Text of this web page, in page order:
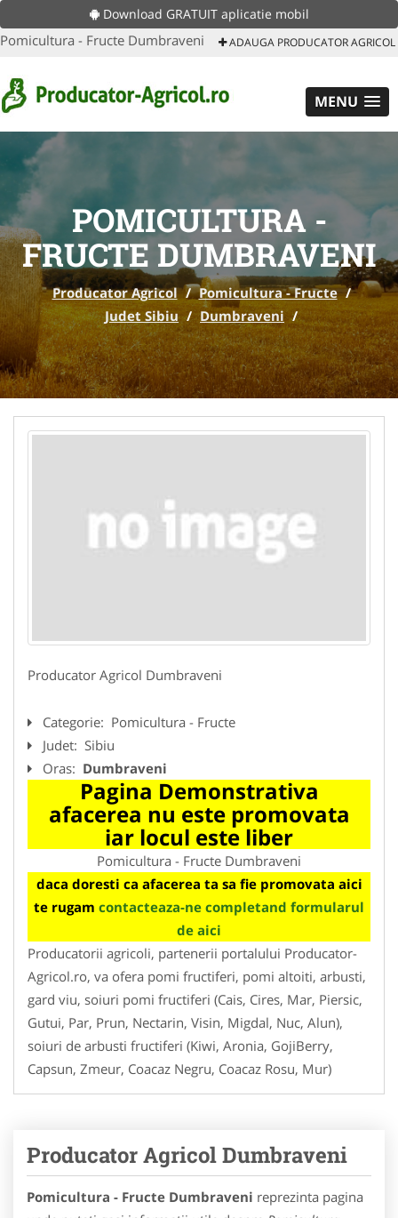
Download GRATUIT aplicatie mobil
Pomicultura - Fructe Dumbraveni ADAUGA PRODUCATOR AGRICOL
MENU
POMICULTURA -
FRUCTE DUMBRAVENI
Producator Agricol / Pomicultura - Fructe /
Judet Sibiu / Dumbraveni /
Producator Agricol Dumbraveni
Categorie: Pomicultura - Fructe
Judet: Sibiu
Oras: Dumbraveni
Pagina Demonstrativa
afacerea nu este promovata
iar locul este liber
Pomicultura - Fructe Dumbraveni
daca doresti ca afacerea ta sa fie promovata aici
te rugam contacteaza-ne completand formularul
de aici
Producatorii agricoli, partenerii portalului Producator-
Agricol.ro, va ofera pomi fructiferi, pomi altoiti, arbusti,
gard viu, soiuri pomi fructiferi (Cais, Cires, Mar, Piersic,
Gutui, Par, Prun, Nectarin, Visin, Migdal, Nuc, Alun),
soiuri de arbusti fructiferi (Kiwi, Aronia, GojiBerry,
Capsun, Zmeur, Coacaz Negru, Coacaz Rosu, Mur)
Producator Agricol Dumbraveni
Pomicultura - Fructe Dumbraveni reprezinta pagina